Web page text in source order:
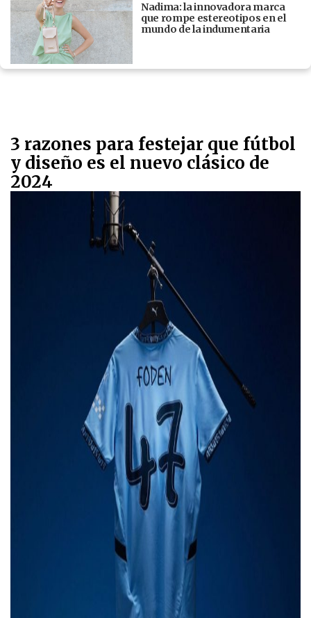
Nadima: la innovadora marca
que rompe estereotipos en el
mundo de la indumentaria
3 razones para festejar que fútbol
y diseño es el nuevo clásico de
2024